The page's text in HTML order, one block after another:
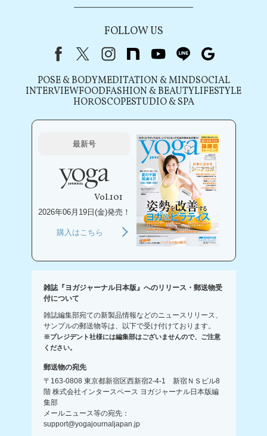
FOLLOW US
FacebookX（旧Twitter）
instagram
note youtubeline
POSE & BODYMEDITATION & MINDSOCIAL
INTERVIEWFOODFASHION & BEAUTYLIFESTYLE
HOROSCOPESTUDIO & SPA
最新号
Vol.101
2026年06月19日(金)発売！
購入はこちら
雑誌『ヨガジャーナル日本版』へのリリース・郵送物受
付について
雑誌編集部宛ての新製品情報などのニュースリリース、
サンプルの郵送物等は、以下で受け付けております。
※プレジデント社様には編集部はございませんので、ご注意
ください。
郵送物の宛先
〒163-0808 東京都新宿区西新宿2-4-1 新宿ＮＳビル8
階 株式会社インタースペース ヨガジャーナル日本版編
集部
メールニュース等の宛先：
support@yogajournaljapan.jp